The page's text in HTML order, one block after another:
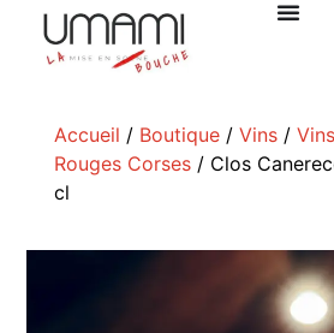
Accueil / Boutique/ Vins/
Rouges Corses/ Clos
cl